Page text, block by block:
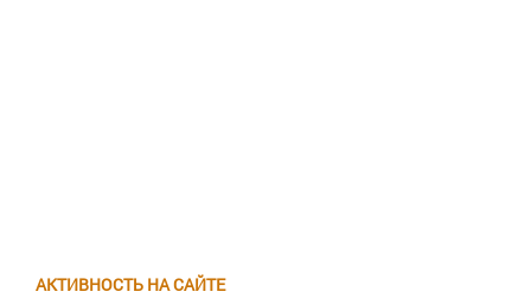
АКТИВНОСТЬ НА САЙТЕ